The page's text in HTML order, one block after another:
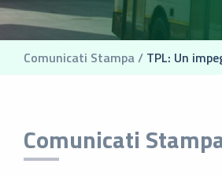
Comunicati Stampa / TPL: Un
Comunicati